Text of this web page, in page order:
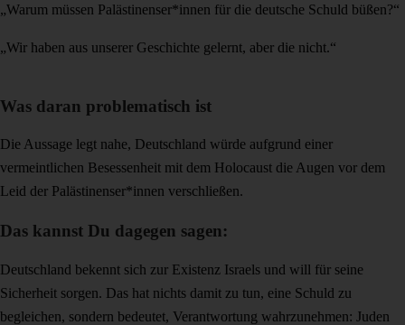
„Warum müssen Palästinenser*innen für die deutsche Schuld büßen?“
„Wir haben aus unserer Geschichte gelernt, aber die nicht.“
Was daran problematisch ist
Die Aussage legt nahe, Deutschland würde aufgrund einer
vermeintlichen Besessenheit mit dem Holocaust die Augen vor dem
Leid der Palästinenser*innen verschließen.
Das kannst Du dagegen sagen:
Deutschland bekennt sich zur Existenz Israels und will für seine
Sicherheit sorgen. Das hat nichts damit zu tun, eine Schuld zu
begleichen, sondern bedeutet, Verantwortung wahrzunehmen: Juden